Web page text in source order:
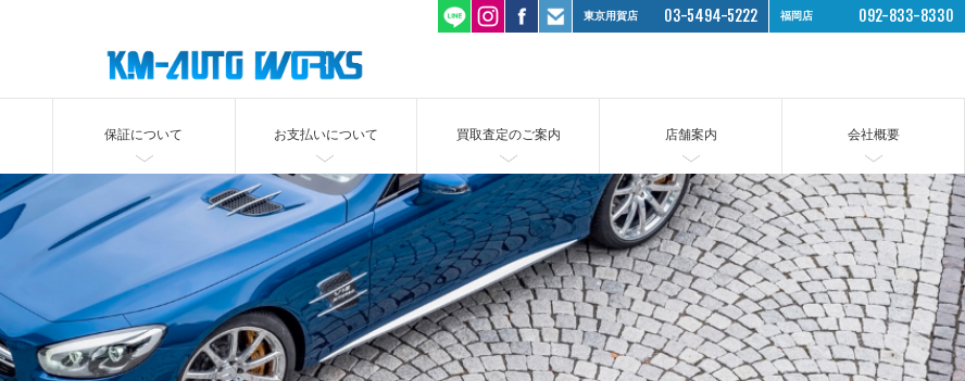
東京用賀店 03-5494-5222 福岡店 092-833-8330
保証について お支払いについて 買取査定のご案内 店舗案内 会社概要